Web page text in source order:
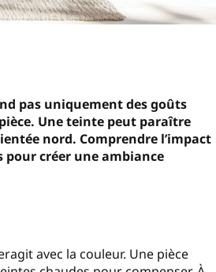
pas uniquement des goûts
Une teinte peut paraître
nord. Comprendre l’impact
créer une ambiance
avec la couleur. Une pièce